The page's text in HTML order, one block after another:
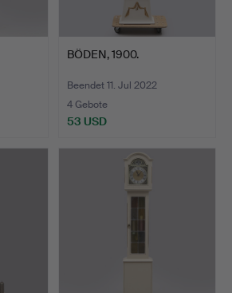
BÖDEN, 1900.
Beendet 11. Jul 2022
4 Gebote
53 USD